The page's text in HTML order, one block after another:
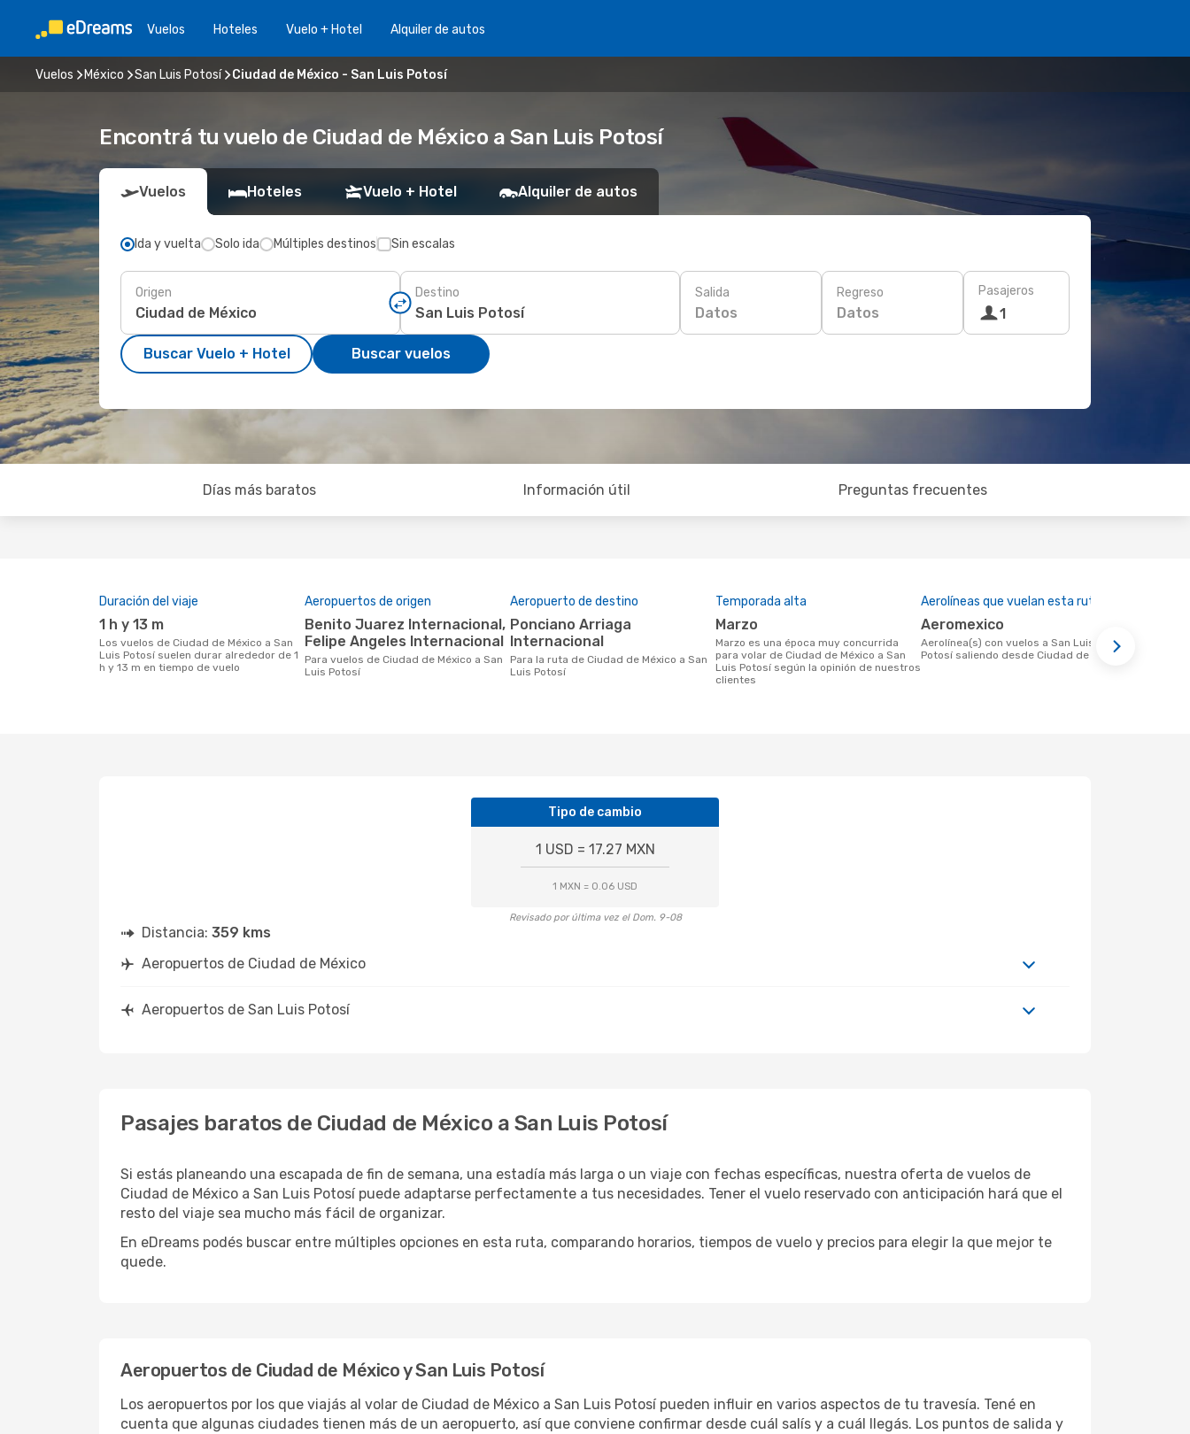
Vuelos Hoteles Vuelo + Hotel Alquiler de autos
Vuelos México San Luis Potosí Ciudad de México - San Luis Potosí
Encontrá tu vuelo de Ciudad de México a San Luis Potosí
Vuelos Hoteles Vuelo + Hotel Alquiler de autos
Ida y vuelta Solo ida Múltiples destinos Sin escalas
Origen Destino Salida
Datos
Regreso
Datos
Pasajeros
1
Buscar Vuelo + Hotel Buscar vuelos
Días más baratos Información útil Preguntas frecuentes
Duración del viaje
1 h y 13 m
Los vuelos de Ciudad de México a San
Luis Potosí suelen durar alrededor de 1
h y 13 m en tiempo de vuelo
Aeropuertos de origen
Benito Juarez Internacional,
Felipe Angeles Internacional
Para vuelos de Ciudad de México a San
Luis Potosí
Aeropuerto de destino
Ponciano Arriaga
Internacional
Para la ruta de Ciudad de México a San
Luis Potosí
Temporada alta
marzo
marzo es una época muy concurrida
para volar de Ciudad de México a San
Luis Potosí según la opinión de nuestros
clientes
Aerolíneas que vuelan esta ruta
Aeromexico
Aerolínea(s) con vuelos a San Luis
Potosí saliendo desde Ciudad de México
Tipo de cambio
1 USD = 17.27 MXN
1 MXN = 0.06 USD
Revisado por última vez el Dom. 9-08
Distancia: 359 kms
Aeropuertos de Ciudad de México
Aeropuertos de San Luis Potosí
Pasajes baratos de Ciudad de México a San Luis Potosí
Si estás planeando una escapada de fin de semana, una estadía más larga o un viaje con fechas específicas, nuestra oferta de vuelos de
Ciudad de México a San Luis Potosí puede adaptarse perfectamente a tus necesidades. Tener el vuelo reservado con anticipación hará que el
resto del viaje sea mucho más fácil de organizar.
En eDreams podés buscar entre múltiples opciones en esta ruta, comparando horarios, tiempos de vuelo y precios para elegir la que mejor te
quede.
Aeropuertos de Ciudad de México y San Luis Potosí
Los aeropuertos por los que viajás al volar de Ciudad de México a San Luis Potosí pueden influir en varios aspectos de tu travesía. Tené en
cuenta que algunas ciudades tienen más de un aeropuerto, así que conviene confirmar desde cuál salís y a cuál llegás. Los puntos de salida y